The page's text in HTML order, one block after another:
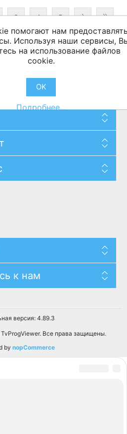
3 4 5
к нам
версия: 4.89.3
Все права защищены.
by nopCommerce
помогают нам
Используя наши сервисы,
на использование файлов
cookie.
OK
Подробнее...